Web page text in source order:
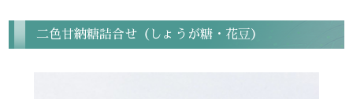
二色甘納糖詰合せ（しょうが糖・花豆）